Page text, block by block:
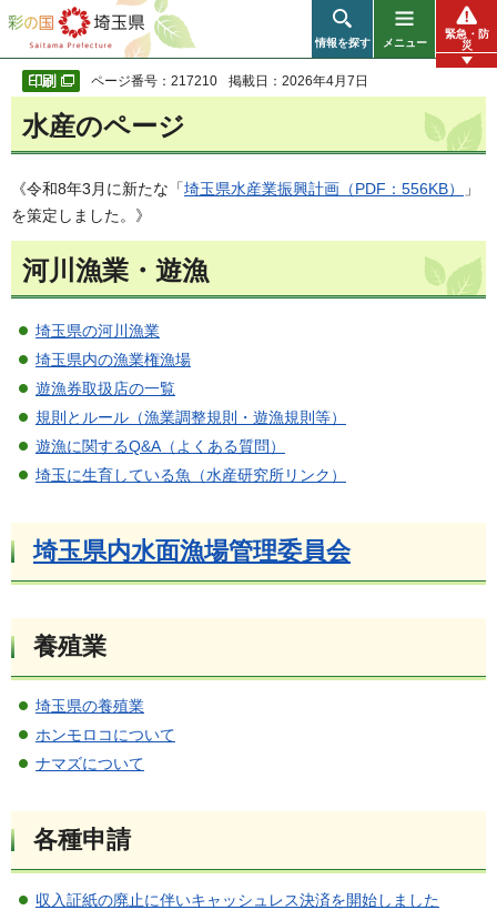
彩の国 埼玉県
情報を探す メニュー
緊急・防
災
ページ番号：217210 掲載日：2026年4月7日
水産のページ
《令和8年3月に新たな「埼玉県水産業振興計画（PDF：556KB）
」
を策定しました。》
河川漁業・遊漁
埼玉県の河川漁業
埼玉県内の漁業権漁場
遊漁券取扱店の一覧
規則とルール（漁業調整規則・遊漁規則等）
遊漁に関するQ&A（よくある質問）
埼玉に生育している魚（水産研究所リンク）
埼玉県内水面漁場管理委員会
養殖業
埼玉県の養殖業
ホンモロコについて
ナマズについて
各種申請
収入証紙の廃止に伴いキャッシュレス決済を開始しました